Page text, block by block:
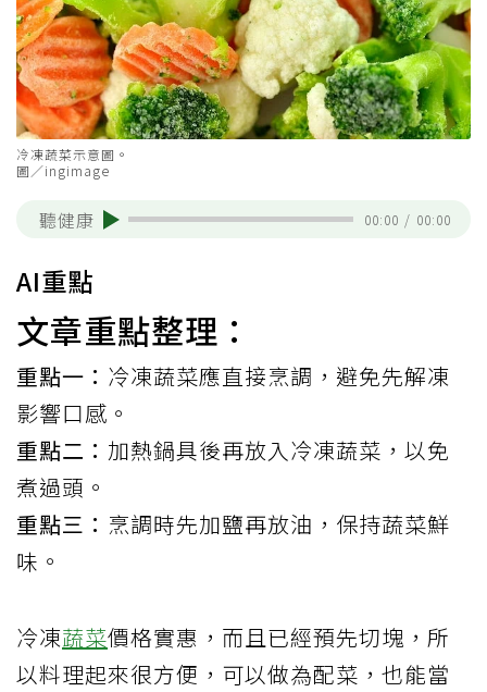
冷凍蔬菜示意圖。
圖／ingimage
聽健康 00:00 / 00:00
AI重點
文章重點整理：
重點一： 冷凍蔬菜應直接烹調，避免先解凍
影響口感。
重點二： 加熱鍋具後再放入冷凍蔬菜，以免
煮過頭。
重點三： 烹調時先加鹽再放油，保持蔬菜鮮
味。
冷凍蔬菜價格實惠，而且已經預先切塊，所
以料理起來很方便，可以做為配菜，也能當